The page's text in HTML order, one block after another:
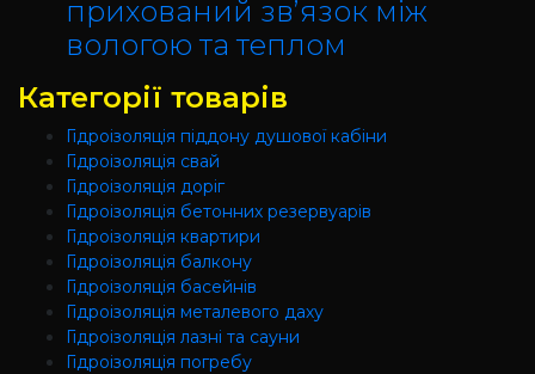
прихований зв’язок між
вологою та теплом
Категорії товарів
Гідроізоляція піддону душової кабіни
Гідроізоляція свай
Гідроізоляція доріг
Гідроізоляція бетонних резервуарів
Гідроізоляція квартири
Гідроізоляція балкону
Гідроізоляція басейнів
Гідроізоляція металевого даху
Гідроізоляція лазні та сауни
Гідроізоляція погребу